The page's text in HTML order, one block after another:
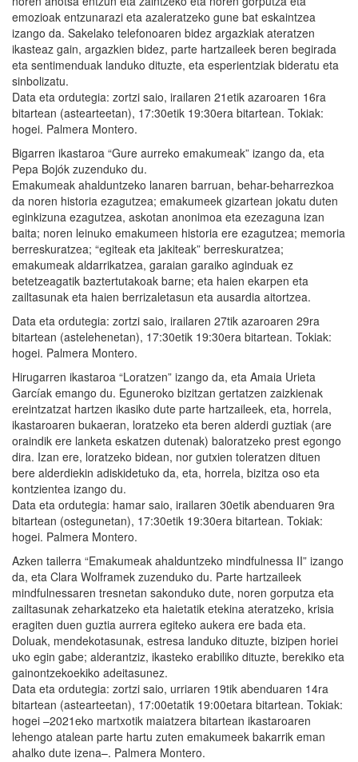
emozioak entzunarazi eta azaleratzeko gune bat eskaintzea
izango da. Sakelako telefonoaren bidez argazkiak ateratzen
ikasteaz gain, argazkien bidez, parte hartzaileek beren begirada
eta sentimenduak landuko dituzte, eta esperientziak bideratu eta
sinbolizatu.
Data eta ordutegia: zortzi saio, irailaren 21etik azaroaren 16ra
bitartean (astearteetan), 17:30etik 19:30era bitartean. Tokiak:
hogei. Palmera Montero.
Bigarren ikastaroa “Gure aurreko emakumeak” izango da, eta
Pepa Bojók zuzenduko du.
Emakumeak ahalduntzeko lanaren barruan, behar-beharrezkoa
da noren historia ezagutzea; emakumeek gizartean jokatu duten
eginkizuna ezagutzea, askotan anonimoa eta ezezaguna izan
baita; noren leinuko emakumeen historia ere ezagutzea; memoria
berreskuratzea; “egiteak eta jakiteak” berreskuratzea;
emakumeak aldarrikatzea, garaian garaiko aginduak ez
betetzeagatik baztertutakoak barne; eta haien ekarpen eta
zailtasunak eta haien berrizaletasun eta ausardia aitortzea.
Data eta ordutegia: zortzi saio, irailaren 27tik azaroaren 29ra
bitartean (astelehenetan), 17:30etik 19:30era bitartean. Tokiak:
hogei. Palmera Montero.
Hirugarren ikastaroa “Loratzen” izango da, eta Amaia Urieta
Garcíak emango du. Eguneroko bizitzan gertatzen zaizkienak
ereintzatzat hartzen ikasiko dute parte hartzaileek, eta, horrela,
ikastaroaren bukaeran, loratzeko eta beren alderdi guztiak (are
oraindik ere lanketa eskatzen dutenak) baloratzeko prest egongo
dira. Izan ere, loratzeko bidean, nor gutxien toleratzen dituen
bere alderdiekin adiskidetuko da, eta, horrela, bizitza oso eta
kontzientea izango du.
Data eta ordutegia: hamar saio, irailaren 30etik abenduaren 9ra
bitartean (ostegunetan), 17:30etik 19:30era bitartean. Tokiak:
hogei. Palmera Montero.
Azken tailerra “Emakumeak ahalduntzeko mindfulnessa II” izango
da, eta Clara Wolframek zuzenduko du. Parte hartzaileek
mindfulnessaren tresnetan sakonduko dute, noren gorputza eta
zailtasunak zeharkatzeko eta haietatik etekina ateratzeko, krisia
eragiten duen guztia aurrera egiteko aukera ere bada eta.
Doluak, mendekotasunak, estresa landuko dituzte, bizipen horiei
uko egin gabe; alderantziz, ikasteko erabiliko dituzte, berekiko eta
gainontzekoekiko adeitasunez.
Data eta ordutegia: zortzi saio, urriaren 19tik abenduaren 14ra
bitartean (astearteetan), 17:00etatik 19:00etara bitartean. Tokiak:
hogei –2021eko martxotik maiatzera bitartean ikastaroaren
lehengo atalean parte hartu zuten emakumeek bakarrik eman
ahalko dute izena–. Palmera Montero.